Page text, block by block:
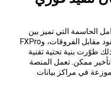
الحاسمة التي تميز بين
وسيط وآخر في عالم تداول العقود مقابل الفروقات، وFXPro
طوّرت بنية تحتية تقنية
تأخير ممكن. تعمل المنصة
في مراكز بيانات